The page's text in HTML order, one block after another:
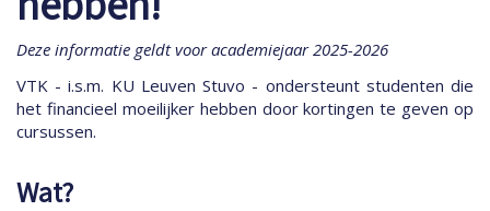
Deze informatie geldt voor academiejaar 2025-2026
VTK - i.s.m. KU Leuven Stuvo - ondersteunt studenten die
het financieel moeilijker hebben door kortingen te geven op
cursussen.
Wat?